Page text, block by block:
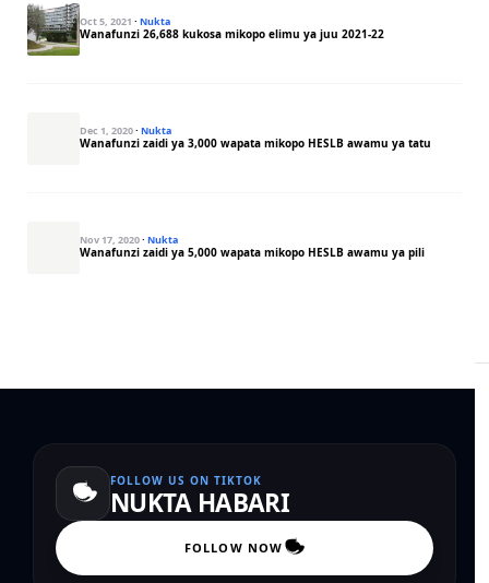
Oct 5, 2021 · Nukta
Wanafunzi 26,688 kukosa mikopo elimu ya juu 2021-22
Dec 1, 2020· Nukta
Wanafunzi zaidi ya 3,000 wapata mikopo HESLB awamu ya tatu
Nov 17, 2020· Nukta
Wanafunzi zaidi ya 5,000 wapata mikopo HESLB awamu ya pili
FOLLOW US ON TIKTOK
NUKTA HABARI
FOLLOW NOW